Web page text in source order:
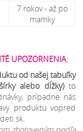
7 rokov - až po
mamky
UPOZORNENIA:
od našej tabuľky
alebo dĺžky)to
prípadne nás
produktu vopred